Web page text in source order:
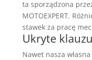
ta sporządzona
MOTOEXPERT.
stawek za pracę
Ukryte
Nawet nasza